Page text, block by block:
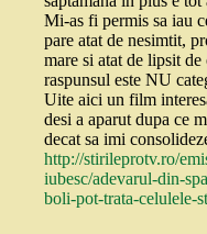
Mi-as fi permis sa iau
pare atat de nesimtit,
mare si atat de lipsit
raspunsul este NU
Uite aici un film
desi a aparut dupa ce
decat sa imi
http://stirileprotv.ro/
iubesc/adevarul-din-
boli-pot-trata-celulele-